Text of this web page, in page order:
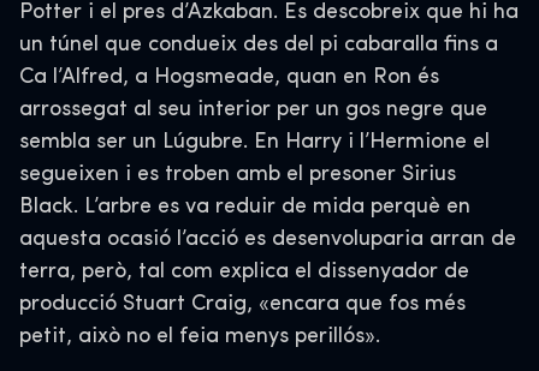
Potter i el pres d’Azkaban. Es descobreix que hi ha
un túnel que condueix des del pi cabaralla fins a
Ca l’Alfred, a Hogsmeade, quan en Ron és
arrossegat al seu interior per un gos negre que
sembla ser un Lúgubre. En Harry i l’Hermione el
segueixen i es troben amb el presoner Sirius
Black. L’arbre es va reduir de mida perquè en
aquesta ocasió l’acció es desenvoluparia arran de
terra, però, tal com explica el dissenyador de
producció Stuart Craig, «encara que fos més
petit, això no el feia menys perillós».